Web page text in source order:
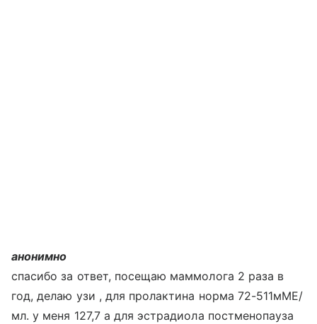
анонимно
спасибо за ответ, посещаю маммолога 2 раза в
год, делаю узи , для пролактина норма 72-511мМЕ/
мл. у меня 127,7 а для эстрадиола постменопауза